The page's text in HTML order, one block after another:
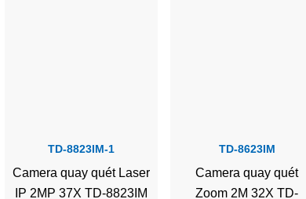
TD-8823IM-1
Camera quay quét Laser
IP 2MP 37X TD-8823IM
TD-8623IM
Camera quay quét
Zoom 2M 32X TD-